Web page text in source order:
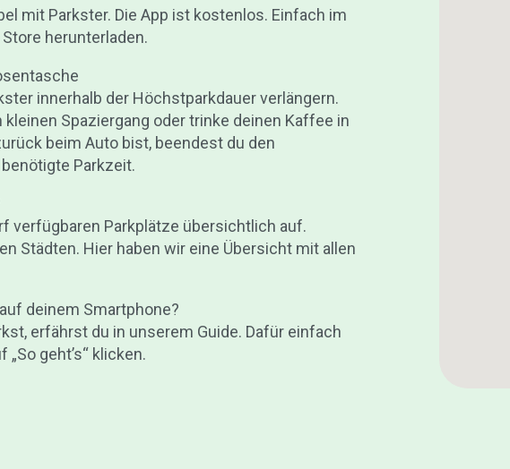
mit Parkster. Die App ist kostenlos. Einfach im
herunterladen.
innerhalb der Höchstparkdauer verlängern.
Spaziergang oder trinke deinen Kaffee in
beim Auto bist, beendest du den
Parkzeit.
verfügbaren Parkplätze übersichtlich auf.
Städten. Hier haben wir eine Übersicht mit allen
deinem Smartphone?
erfährst du in unserem Guide. Dafür einfach
geht’s“ klicken.